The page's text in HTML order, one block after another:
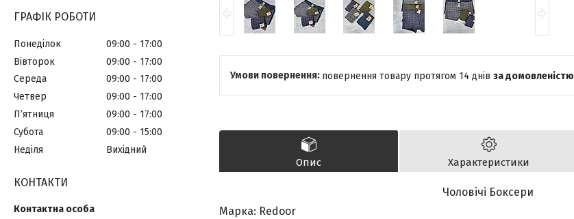
повернення товару протягом 14 днів за домовленістю
Опис Характеристики
Чоловічі Боксери
Маркa: Redoor
ГРАФІК РОБОТИ
Понеділок 09:00
17:00
Вівторок
09:00
17:00
Середа
09:00
17:00
Четвер
09:00
17:00
Пʼятниця
09:00
17:00
Субота
09:00
15:00
Неділя
Вихідний
КОНТАКТИ